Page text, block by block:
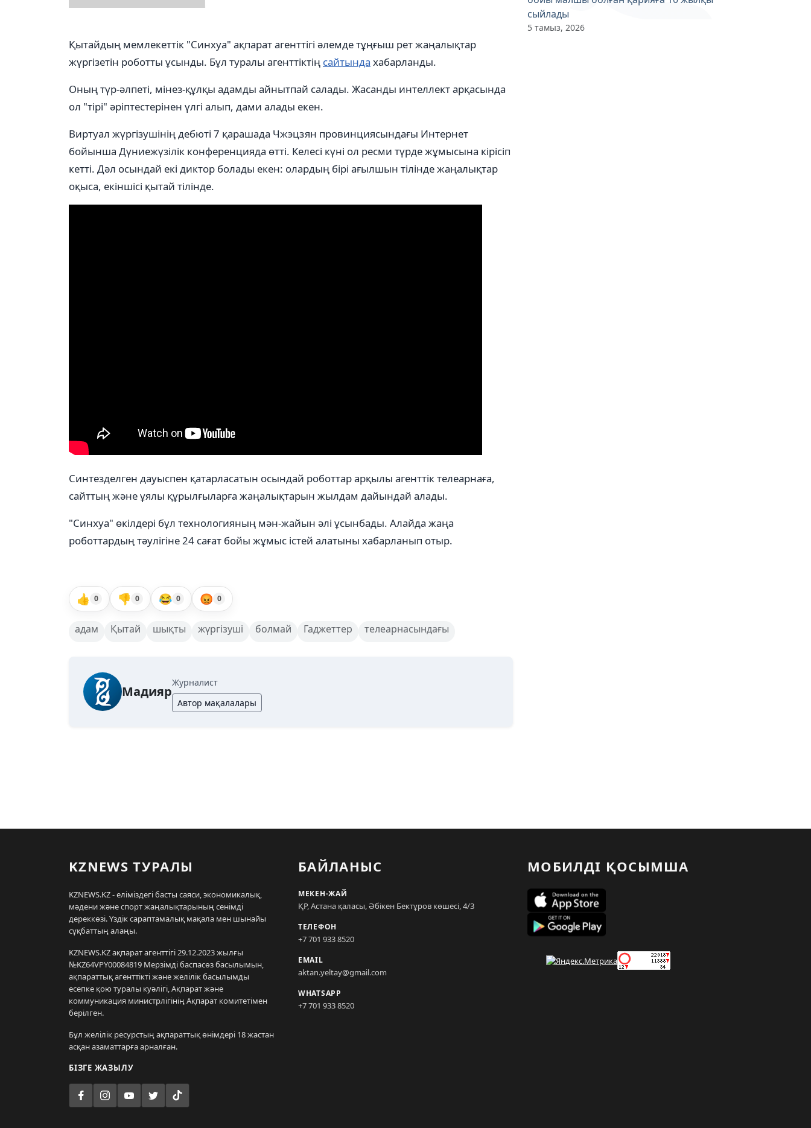
Қытайдың мемлекеттік "Синхуа" ақпарат агенттігі әлемде тұңғыш рет жаңалықтар
жүргізетін роботты ұсынды. Бұл туралы агенттіктің сайтында хабарланды.
Оның түр-әлпеті, мінез-құлқы адамды айнытпай салады. Жасанды интеллект арқасында
ол "тірі" әріптестерінен үлгі алып, дами алады екен.
Виртуал жүргізушінің дебюті 7 қарашада Чжэцзян провинциясындағы Интернет
бойынша Дүниежүзілік конференцияда өтті. Келесі күні ол ресми түрде жұмысына кірісіп
кетті. Дәл осындай екі диктор болады екен: олардың бірі ағылшын тілінде жаңалықтар
оқыса, екіншісі қытай тілінде.
Синтезделген дауыспен қатарласатын осындай роботтар арқылы агенттік телеарнаға,
сайттың және ұялы құрылғыларға жаңалықтарын жылдам дайындай алады.
"Синхуа" өкілдері бұл технологияның мән-жайын әлі ұсынбады. Алайда жаңа
роботтардың тәулігіне 24 сағат бойы жұмыс істей алатыны хабарланып отыр.
👍 0 👎 0 😂 0 😡 0
адам Қытай шықты жүргізуші болмай Гаджеттер телеарнасындағы
Мадияр
Журналист
Автор мақалалары
сыйлады
5 тамыз, 2026
KZNEWS ТУРАЛЫ
KZNEWS.KZ - еліміздегі басты саяси, экономикалық,
мәдени және спорт жаңалықтарының сенімді
дереккөзі. Үздік сараптамалық мақала мен шынайы
сұқбаттың алаңы.
KZNEWS.KZ ақпарат агенттігі 29.12.2023 жылғы
№KZ64VPY00084819 Мерзімді баспасөз басылымын,
ақпараттық агенттікті және желілік басылымды
есепке қою туралы куәлігі, Ақпарат және
коммуникация министрлігінің Ақпарат комитетімен
берілген.
Бұл желілік ресурстың ақпараттық өнімдері 18 жастан
асқан азаматтарға арналған.
БІЗГЕ ЖАЗЫЛУ
БАЙЛАНЫС
МЕКЕН-ЖАЙ
ҚР, Астана қаласы, Әбікен Бектұров көшесі, 4/3
ТЕЛЕФОН
+7 701 933 8520
EMAIL
aktan.yeltay@gmail.com
WHATSAPP
+7 701 933 8520
МОБИЛДІ ҚОСЫМША